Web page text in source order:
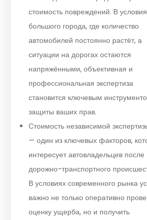
стоимость повреждений. В
большого города, где количество
автомобилей постоянно растёт, а
ситуации на дорогах остаются
напряжёнными, объективная и
профессиональная экспертиза
становится ключевым
защиты ваших прав.
Стоимость независимой
— один из ключевых факторов,
интересует автовладельцев после
дорожно-транспортного
В условиях современного рынка
важно не только оперативно
оценку ущерба, но и получить